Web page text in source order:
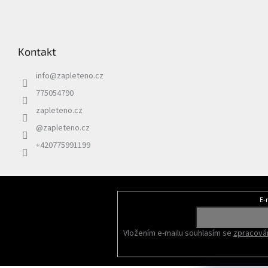
Kontakt
info@zapleteno.cz
775054790
zapleteno.cz
@zapleteno.cz
+420775991199
Vložením e-mailu souhlasím se